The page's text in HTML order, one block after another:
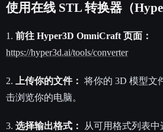
使用在线 STL 转换器（
1. 前往 Hyper3D OmniCraft 页面：
https://hyper3d.ai/tools/converter
2. 上传你的文件： 将你的 3D 模型文
击浏览你的电脑。
3. 选择输出格式： 从可用格式列表中